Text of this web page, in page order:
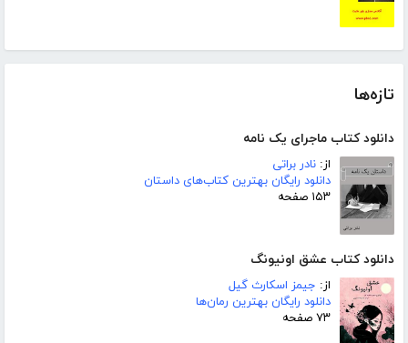
تازه‌ها
دانلود کتاب ماجرای یک نامه
از: نادر براتی
دانلود رایگان بهترین کتاب‌های داستان
۱۵۳ صفحه
دانلود کتاب عشق اونیونگ
از: جیمز اسکارث گیل
دانلود رایگان بهترین رمان‌ها
۷۳ صفحه